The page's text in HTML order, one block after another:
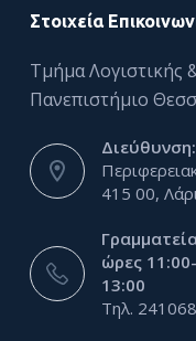
Στοιχεία
Τμήμα Λογιστικής
Πανεπιστήμιο
Διεύθυνση:
415 00,
ώρες
13:00
Τηλ.